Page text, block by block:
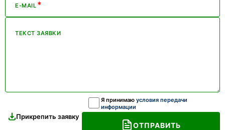
E-MAIL *
ТЕКСТ ЗАЯВКИ
Прикрепить заявку
Я принимаю условия передачи
информации
ОТПРАВИТЬ